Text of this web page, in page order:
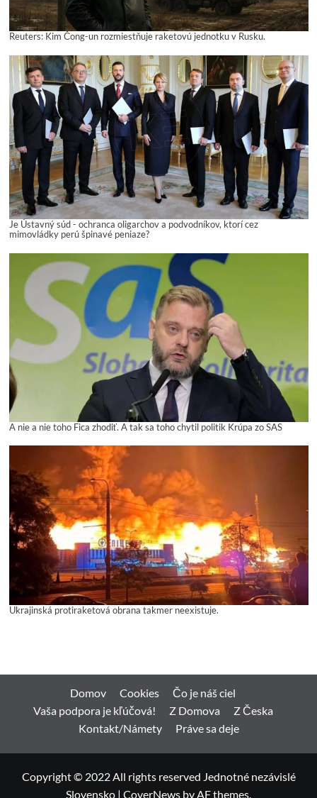
Reuters: Kim Čong-un rozmiestňuje raketovú jednotku v Rusku.
Je Ústavný súd - ochranca oligarchov a podvodníkov, ktorí cez
mimovládky perú špinavé peniaze?
A nie a nie toho Fica zhodiť. A tak sa toho chytil politik Krúpa zo SAS
Ukrajinská protiraketová obrana takmer neexistuje.
Domov Cookies
Čo je náš ciel
Vaša podpora je kľúčová!
Z Domova
Z Česka
Kontakt/Námety
Práve sa deje
Copyright © 2022 All rights reserved Jednotné nezávislé
Slovensko | CoverNews by AF themes.